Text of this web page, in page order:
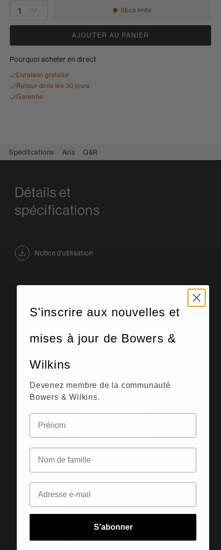
Disponibilité:
Stock limité
AJOUTER AU PANIER
Pourquoi acheter en direct
Livraison gratuite
Retour dans les 30 jours
Garantie
Spécifications Avis Q&R
Détails et
spécifications
Notice d’utilisation
des clients
5 out of 5 stars 1
1 avis
3
0
2
Trier par:Plus récent
Acheteur vérifié
date
S'inscrire aux nouvelles et
mises à jour de Bowers &
Wilkins
Devenez membre de la communauté
Bowers & Wilkins.
S'abonner